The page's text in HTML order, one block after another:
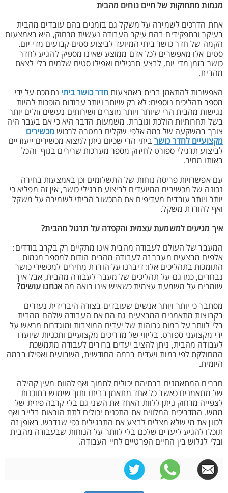
מגמות מתחזקות של חיים נוחים מהבית
אחת הדרכים לשמירה על משקל גם בזמנים בהם עובדים מהבית
בעיקר ובתפקידים בהם עיקר העבודה נעשית מרחוק, היא באמצעות
הקמה של חדר כושר ביתי המיועד לביצוע סטים קבועים מדי יום.
סטים אלו מאפשרים לכל אדם ממוצע שאינו מספיק להגיע לחדר
כושר בזמן מדי יום, לבצע תרגילים ואפילו סטים שלמים בלי לצאת
מהבית.
האפשרות להתאמן בבית באמצעות חדר כושר ביתי נתמכת על ידי
מספר תהליכים נוספים: לא רק שיותר ויותר עבודות הופכות להיות
נגישות מהבית הרי שיותר ויותר מוצרים ושירותים נעשים זולים יותר
בשל תחרותיות הולכת וגוברת. משמעות הדבר היא כי אם בעבר היה
צורך בהשקעה של כמה אלפי שקלים במטרה לרכוש מכשירים
מקצועיים לחדר כושרביתי הרי שכיום ניתן למצוא מכשירים ייעודיים
לביצוע תרגילי ספורט לחיזוק מספר מערכות שרירים בגוף והכל
באותו מחיר.
עם אפשרויות פריסה נוחות של התשלומים וכן באמצעות בחירה
נכונה של מכשירים המיועדים לביצוע תרגילי כושר, אין זה מפליא כי
יותר ויותר עובדים מעדיפים את המכשור הביתי לשמירה על משקל
ואף להורדת משקל.
איך מגיעים למשמעת עצמית והקפדה על תרגול מהבית?
המעבר של העולם לעבודה מהבית אינו מתקיים רק בקרב בודדים:
אלפים מבצעים מעבר זה לעבודה מהבית הודות למספר מגמות
התומכות בתהליכים אלו: דיברנו על הורדת מחירים למכשירי כושר
נבחרים, כמו גם על תהליכים של מעבר לעבודה מהבית, אבל איך
שומרים על משמעת עצמית כשאיש אינו רואה מהאנחנו עושים?
מסתבר כי יותר ויותר אנשים שעובדים בצורה היברידית נעזרים
בקבוצות מתאמנים המבצעים גם הם את העבודה שלהם מהבית
בלי לוותר על רמות גבוהות של יעדים המוצבות ומוגדרות מראש על
ידי מקצועני ספורט. בליווי של מדריכים מקצועיים ותכניות שיועדו
לעבודה מהבית, ניתן להציב יעדים ברורים לעבודה מתמשכת
המחולקת לפי רמות ויעדים ברמה החודשית, השבועית ואפילו ברמה
היומית.
חברים המתאמנים בבתיהם יכולים לתמוך ואף להוות מעין קהילה
של מתאמנים כאשר כל אחד מתאמן בביתו ותוך שימוש בתוכנות
לצפייה מרחוק ניתן ללוות האחד את השני גם בלי קרבה פיזית של
ממש. המדריכים המלווים את התכנית יכולים לתת הוראות בלייב ואף
לכוון את מי שלא מצליח לבצע את התרגילים כפי שנדרש. באופן זה
תוכלו להגיע ליעדים שלכם בלי לוותר על הנוחות שבעבודה מהבית
ובלי לגלוש בין החיים הפרטיים לחיי העבודה.